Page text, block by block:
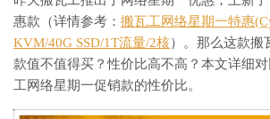
惠款（详情参考： 搬瓦工网络星期一特惠
KVM/40G SSD/1T流量/2核）。那么这款搬
款值不值得买？性价比高不高？本文详细
工网络星期一促销款的性价比。